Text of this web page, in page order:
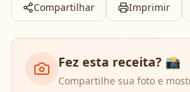
Compartilhar Imprimir
Fez esta receita? 📸
Compartilhe sua foto e